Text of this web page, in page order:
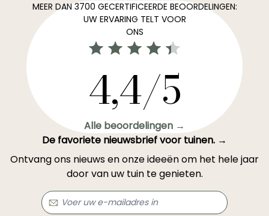
MEER DAN 3700 GECERTIFICEERDE BEOORDELINGEN:
UW ERVARING TELT VOOR
ONS
4,4/5
Alle beoordelingen →
De favoriete nieuwsbrief voor tuinen. →
Ontvang ons nieuws en onze ideeën om het hele jaar
door van uw tuin te genieten.